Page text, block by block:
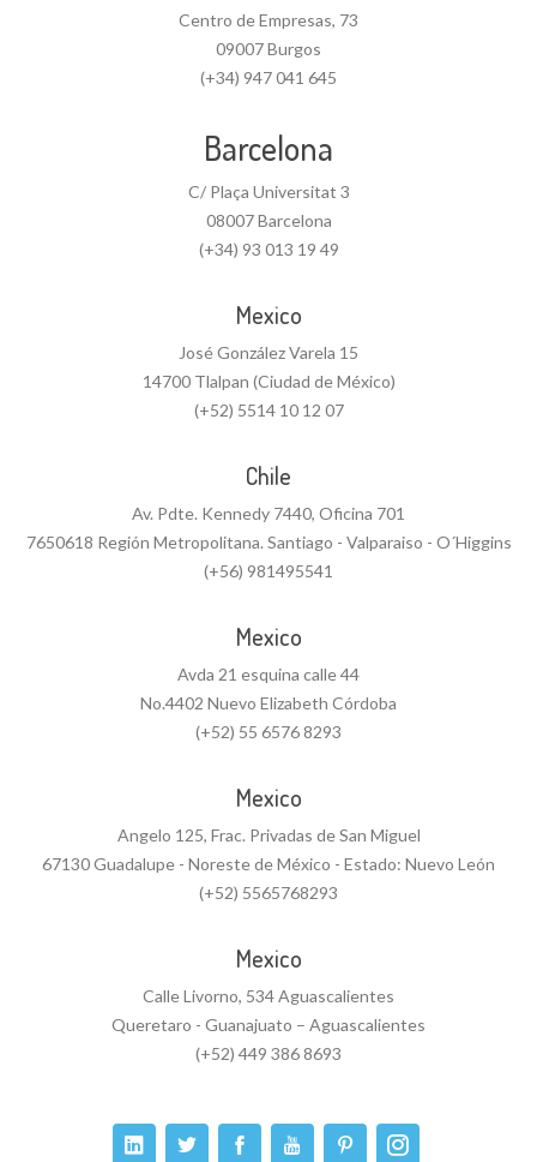
Centro de Empresas, 73
09007 Burgos
(+34) 947 041 645
Barcelona
C/ Plaça Universitat 3
08007 Barcelona
(+34) 93 013 19 49
Mexico
José González Varela 15
14700 Tlalpan (Ciudad de México)
(+52) 5514 10 12 07
Chile
Av. Pdte. Kennedy 7440, Oficina 701
7650618 Región Metropolitana. Santiago - Valparaiso - O´Higgins
(+56) 981495541
Mexico
Avda 21 esquina calle 44
No.4402 Nuevo Elizabeth Córdoba
(+52) 55 6576 8293
Mexico
Angelo 125, Frac. Privadas de San Miguel
67130 Guadalupe - Noreste de México - Estado: Nuevo León
(+52) 5565768293
Mexico
Calle Livorno, 534 Aguascalientes
Queretaro - Guanajuato – Aguascalientes
(+52) 449 386 8693